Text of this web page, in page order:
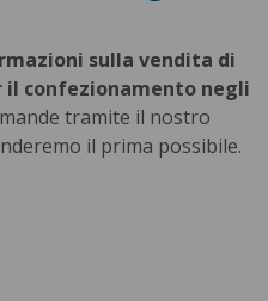
sulla vendita di
confezionamento negli
tramite il nostro
il prima possibile.